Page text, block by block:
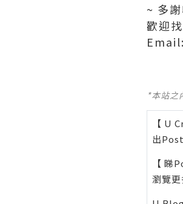
~ 多
歡迎
*本站之
【 U
出
【 睇
瀏覽